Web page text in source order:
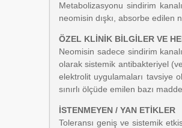
Metabolizasyonu sindirim
neomisin dışkı, absorbe edilen
ÖZEL KLİNİK BİLGİLER VE
Neomisin sadece sindirim
olarak sistemik antibakteriyel
elektrolit uygulamaları tavsiye
sınırlı ölçüde emilen bazı
İSTENMEYEN / YAN ETİKLER
Toleransı geniş ve sistemik